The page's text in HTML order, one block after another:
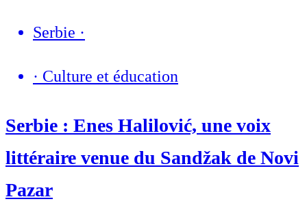
Serbie ·
· Culture et éducation
Serbie : Enes Halilović, une voix
littéraire venue du Sandžak de Novi
Pazar